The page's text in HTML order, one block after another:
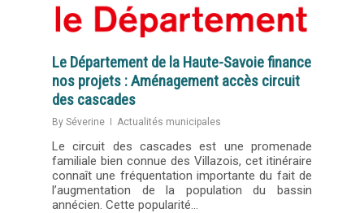
Le Département de la Haute-Savoie finance
nos projets : Aménagement accès circuit
des cascades
By Séverine Actualités municipales
Le circuit des cascades est une promenade
familiale bien connue des Villazois, cet itinéraire
connaît une fréquentation importante du fait de
l’augmentation de la population du bassin
annécien. Cette popularité…